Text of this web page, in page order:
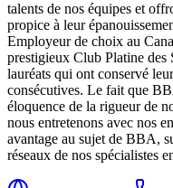
talents de nos équipes et
propice à leur
Employeur de choix au
prestigieux Club Platine des
lauréats qui ont conservé
consécutives. Le fait que
éloquence de la rigueur de
nous entretenons avec nos
avantage au sujet de BBA,
réseaux de nos spécialistes